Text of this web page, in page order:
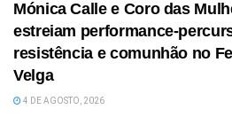
Mónica Calle e Coro das
estreiam performance-
resistência e comunhão no
Velga
4 DE AGOSTO, 2026